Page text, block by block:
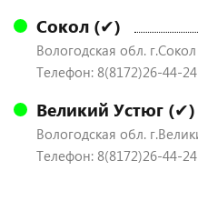
Сокол (✔)
Вологодская обл.
Телефон: 8(8172)26-44-
Великий Устюг (✔)
Вологодская обл.
Телефон: 8(8172)26-44-